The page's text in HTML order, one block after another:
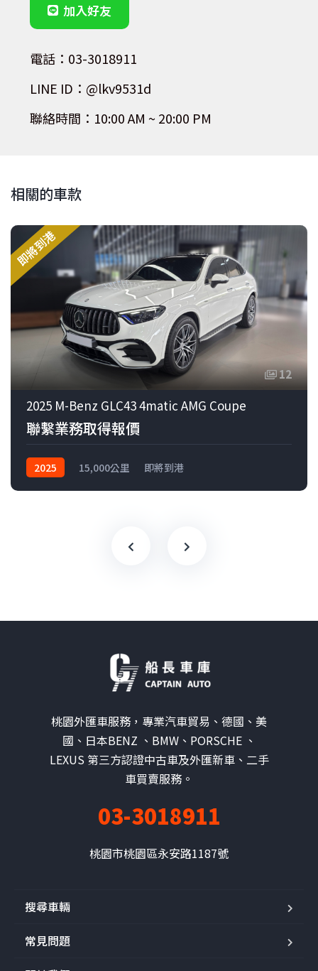
加入好友
電話：03-3018911
LINE ID：@lkv9531d
聯絡時間：10:00 AM ~ 20:00 PM
相關的車款
即將到港
12
2025 M-Benz GLC43 4matic AMG Coupe
聯繫業務取得報價
2025 15,000公里 即將到港
桃園外匯車服務，專業汽車貿易、德國、美
國、日本BENZ 、BMW、PORSCHE 、
LEXUS 第三方認證中古車及外匯新車、二手
車買賣服務。
03-3018911
桃園市桃園區永安路1187號
搜尋車輛
常見問題